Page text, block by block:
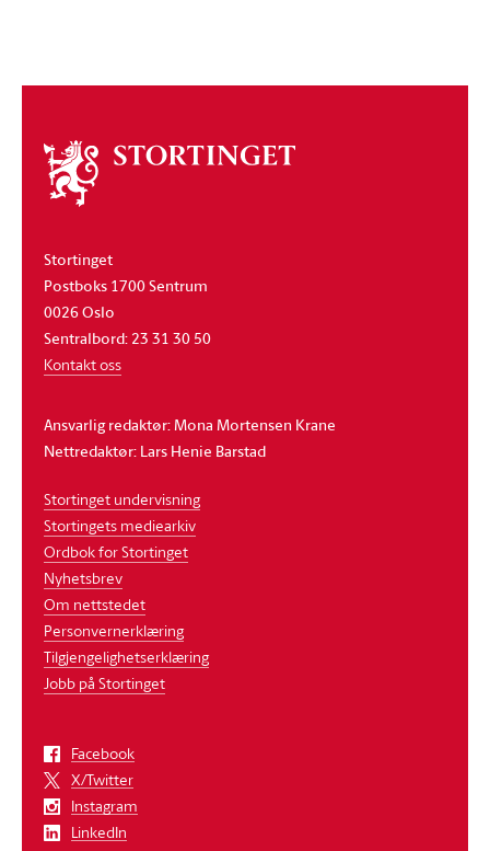
Om
stortinget
Stortinget
Postboks 1700 Sentrum
0026 Oslo
Sentralbord: 23 31 30 50
Kontakt oss
Ansvarlig redaktør: Mona Mortensen Krane
Nettredaktør: Lars Henie Barstad
Stortinget undervisning
Stortingets mediearkiv
Ordbok for Stortinget
Nyhetsbrev
Om nettstedet
Personvernerklæring
Tilgjengelighetserklæring
Jobb på Stortinget
Facebook
X/Twitter
Instagram
LinkedIn